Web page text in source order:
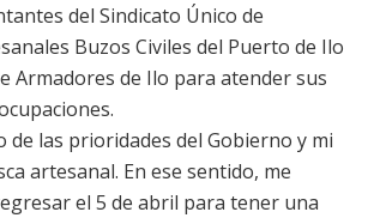
del Sindicato Único de
Buzos Civiles del Puerto de Ilo
Armadores de Ilo para atender sus
de las prioridades del Gobierno y mi
artesanal. En ese sentido, me
el 5 de abril para tener una